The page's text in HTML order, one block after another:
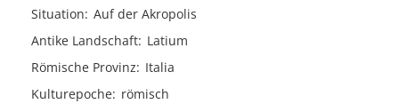
Situation Auf der Akropolis
Antike Landschaft Latium
Römische Provinz
Italia
Kulturepoche römisch